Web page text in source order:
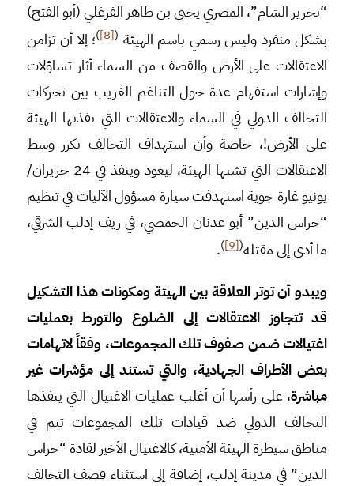
“تحرير الشام”، المصري يحيى بن طاهر الفرغلي (أبو الفتح)
بشكل منفرد وليس رسمي باسم الهيئة (
[8]
)؛ إلا أن تزامن
الاعتقالات على الأرض والقصف من السماء أثار تساؤلات
وإشارات استفهام عدة حول التناغم الغريب بين تحركات
التحالف الدولي في السماء والاعتقالات التي نفذتها الهيئة
على الأرض!، خاصة وأن استهداف التحالف تكرر وسط
الاعتقالات التي تشنها الهيئة، ليعود وينفذ في 24 حزيران/
يونيو غارة جوية استهدفت سيارة مسؤول الآليات في تنظيم
“حراس الدين” أبو عدنان الحمصي، في ريف إدلب الشرقي،
ما أدى إلى مقتله(
[9]
)
.
ويبدو أن توتر العلاقة بين الهيئة ومكونات هذا التشكيل
قد تتجاوز الاعتقالات إلى الضلوع والتورط بعمليات
اغتيالات ضمن صفوف تلك المجموعات، وفقاً لاتهامات
بعض الأطراف الجهادية، والتي تستند إلى مؤشرات غير
مباشرة، على رأسها أن أغلب عمليات الاغتيال التي ينفذها
التحالف الدولي ضد قيادات تلك المجموعات تتم في
مناطق سيطرة الهيئة الأمنية، كالاغتيال الأخير لقادة “حراس
الدين” في مدينة إدلب، إضافة إلى استثناء قصف التحالف